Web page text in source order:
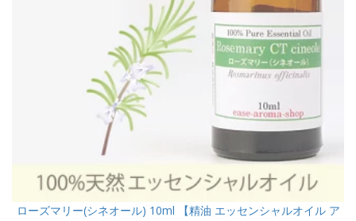
ローズマリー(シネオール) 10ml 【精油 エッセンシャルオイル ア